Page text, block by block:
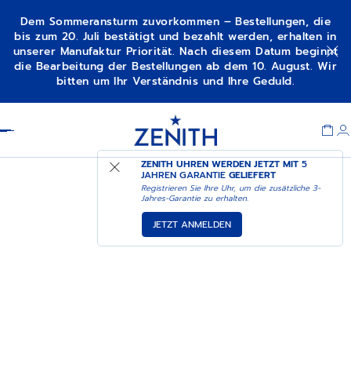
Dem Sommeransturm zuvorkommen – Bestellungen, die
bis zum 20. Juli bestätigt und bezahlt werden, erhalten in
unserer Manufaktur Priorität. Nach diesem Datum beginnt
die Bearbeitung der Bestellungen ab dem 10. August. Wir
bitten um Ihr Verständnis und Ihre Geduld.
ZENITH UHREN WERDEN JETZT MIT5
JAHREN GARANTIE GELIEFERT
Registrieren Sie Ihre Uhr, um die zusätzliche 3-
Jahres-Garantie zu erhalten.
JETZT ANMELDEN